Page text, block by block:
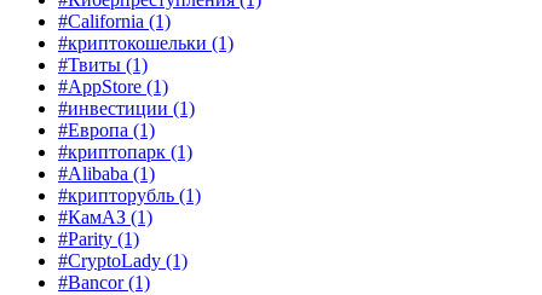
#California (1)
#криптокошельки (1)
#Твиты (1)
#AppStore (1)
#инвестиции (1)
#Европа (1)
#криптопарк (1)
#Alibaba (1)
#крипторубль (1)
#КамАЗ (1)
#Parity (1)
#CryptoLady (1)
#Bancor(1)